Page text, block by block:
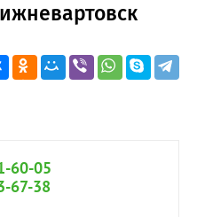
60-05
67-38